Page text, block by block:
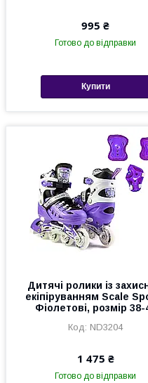
995 ₴
Готово до відправки
Купити
Дитячі ролики із
екіпіруванням Scale
Фіолетові, розмір 38-
ND3204
1 475 ₴
Готово до відправки